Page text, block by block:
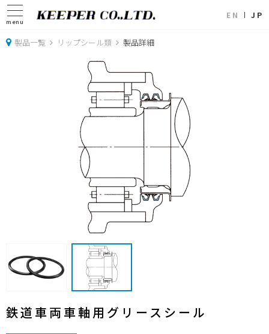
menu
EN JP
製品一覧 リップシール類 製品詳細
鉄道車両車軸用グリースシール